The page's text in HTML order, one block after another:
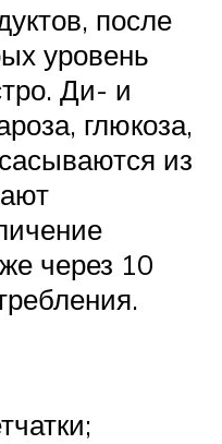
после
уровень
Ди- и
глюкоза,
из
через 10